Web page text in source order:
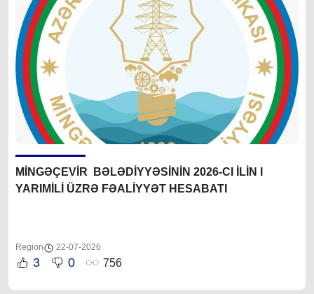
MİNGƏÇEVİR BƏLƏDİYYƏSİNİN 2026-CI İLİN I
YARIMİLİ ÜZRƏ FƏALİYYƏT HESABATI
Region 22-07-2026
3 0 756